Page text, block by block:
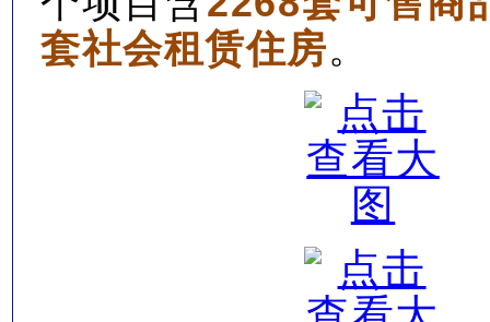
套社会租赁住房。